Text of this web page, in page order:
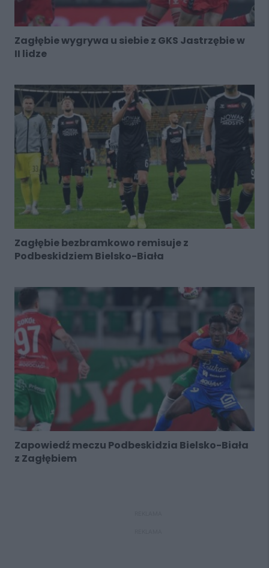
Zagłębie wygrywa u siebie z GKS Jastrzębie w
II lidze
Zagłębie bezbramkowo remisuje z
Podbeskidziem Bielsko-Biała
Zapowiedź meczu Podbeskidzia Bielsko-Biała
z Zagłębiem